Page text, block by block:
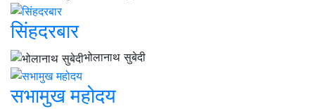
सिंहदरबार
भोलानाथ सुबेदी
सभामुख महोदय